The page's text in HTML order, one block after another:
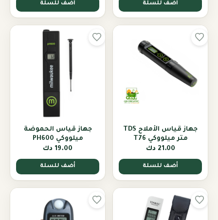
أضف للسلة أضف للسلة
جهاز قياس الأملاح TDS
متر ميلووكي T76
21.00 دك
أضف للسلة
جهاز قياس الحموضة
ميلووكي PH600
19.00 دك
أضف للسلة